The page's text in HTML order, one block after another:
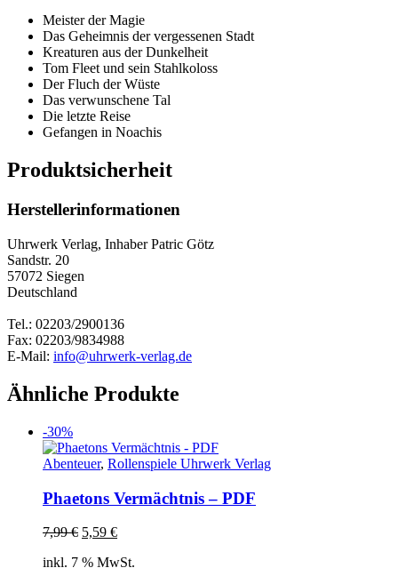
Meister der Magie
Das Geheimnis der vergessenen Stadt
Kreaturen aus der Dunkelheit
Tom Fleet und sein Stahlkoloss
Der Fluch der Wüste
Das verwunschene Tal
Die letzte Reise
Gefangen in Noachis
Produktsicherheit
Herstellerinformationen
Uhrwerk Verlag, Inhaber Patric Götz
Sandstr. 20
57072 Siegen
Deutschland
Tel.: 02203/2900136
Fax: 02203/9834988
E-Mail: info@uhrwerk-verlag.de
Ähnliche Produkte
-30%
Abenteuer, Rollenspiele Uhrwerk Verlag
Phaetons Vermächtnis – PDF
7,99€ Ursprünglicher
war:
5,59 €Aktueller
ist:
inkl. 7 % MwSt.